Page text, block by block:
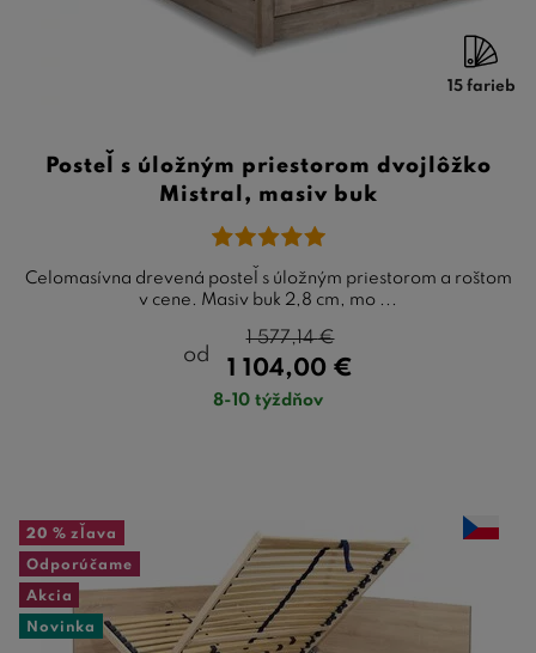
15 farieb
Posteľ s úložným priestorom dvojlôžko
Mistral, masiv buk
Celomasívna drevená posteľ s úložným priestorom a roštom
v cene. Masiv buk 2,8 cm, mo ...
od
1 104,00 €
1 577,14€
8-10 týždňov
20 % zľava
Odporúčame
Akcia
Novinka